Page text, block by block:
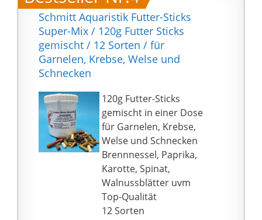
Schmitt Aquaristik Futter-Sticks
Super-Mix / 120g Futter Sticks
gemischt / 12 Sorten / für
Garnelen, Krebse, Welse und
Schnecken
120g Futter-Sticks
gemischt in einer Dose
für Garnelen, Krebse,
Welse und Schnecken
Brennnessel, Paprika,
Karotte, Spinat,
Walnussblätter uvm
Top-Qualität
12 Sorten